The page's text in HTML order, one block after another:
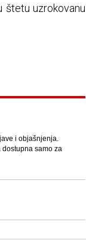
štetu uzrokovanu
i objašnjenja.
samo za